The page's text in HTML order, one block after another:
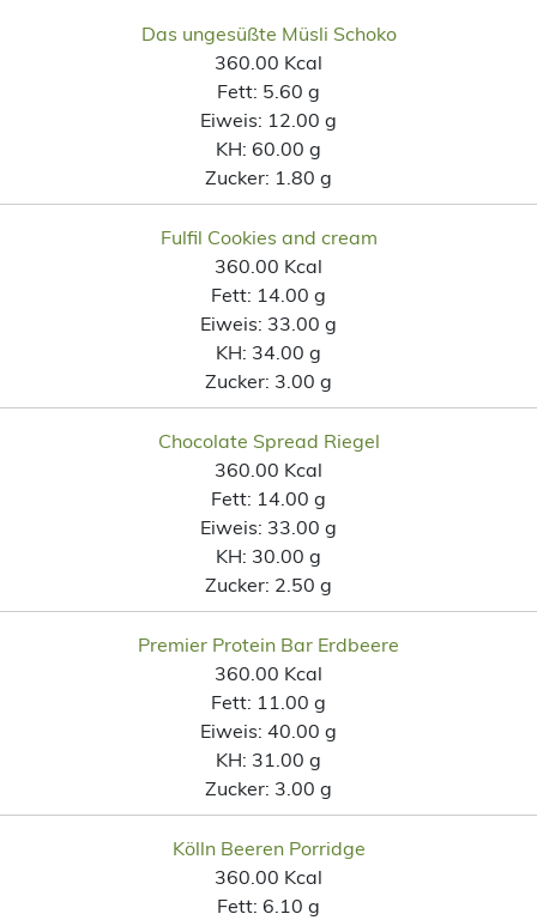
Das ungesüßte Müsli Schoko
360.00 Kcal
Fett: 5.60 g
Eiweis: 12.00 g
KH: 60.00 g
Zucker: 1.80 g
Fulfil Cookies and cream
360.00 Kcal
Fett: 14.00 g
Eiweis: 33.00 g
KH: 34.00 g
Zucker: 3.00 g
Chocolate Spread Riegel
360.00 Kcal
Fett: 14.00 g
Eiweis: 33.00 g
KH: 30.00 g
Zucker: 2.50 g
Premier Protein Bar Erdbeere
360.00 Kcal
Fett: 11.00 g
Eiweis: 40.00 g
KH: 31.00 g
Zucker: 3.00 g
Kölln Beeren Porridge
360.00 Kcal
Fett: 6.10 g